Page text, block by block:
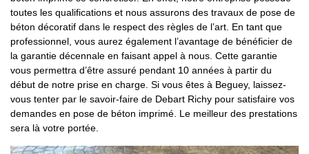
toutes les qualifications et nous assurons des travaux de pose de
béton décoratif dans le respect des règles de l’art. En tant que
professionnel, vous aurez également l’avantage de bénéficier de
la garantie décennale en faisant appel à nous. Cette garantie
vous permettra d’être assuré pendant 10 années à partir du
début de notre prise en charge. Si vous êtes à Beguey, laissez-
vous tenter par le savoir-faire de Debart Richy pour satisfaire vos
demandes en pose de béton imprimé. Le meilleur des prestations
sera là votre portée.